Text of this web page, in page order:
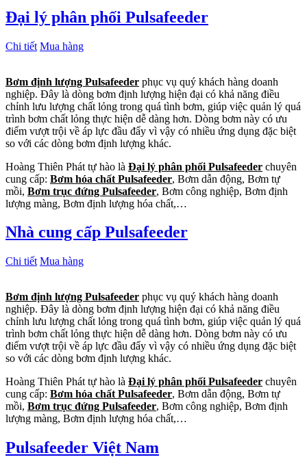
Đại lý phân phối Pulsafeeder
Chi tiết Mua hàng
Bơm định lượng Pulsafeeder phục vụ quý khách hàng doanh
nghiệp. Đây là dòng bơm định lượng hiện đại có khả năng điều
chỉnh lưu lượng chất lỏng trong quá tình bơm, giúp việc quản lý quá
trình bơm chất lỏng thực hiện dễ dàng hơn. Dòng bơm này có ưu
điểm vượt trội về áp lực đầu đẩy vì vậy có nhiều ứng dụng đặc biệt
so với các dòng bơm định lượng khác.
Hoàng Thiên Phát tự hào là Đại lý phân phối Pulsafeeder chuyên
cung cấp: Bơm hóa chất Pulsafeeder, Bơm dẫn động, Bơm tự
mồi, Bơm trục đứng Pulsafeeder, Bơm công nghiệp, Bơm định
lượng màng, Bơm định lượng hóa chất,…
Nhà cung cấp Pulsafeeder
Chi tiết Mua hàng
Bơm định lượng Pulsafeeder phục vụ quý khách hàng doanh
nghiệp. Đây là dòng bơm định lượng hiện đại có khả năng điều
chỉnh lưu lượng chất lỏng trong quá tình bơm, giúp việc quản lý quá
trình bơm chất lỏng thực hiện dễ dàng hơn. Dòng bơm này có ưu
điểm vượt trội về áp lực đầu đẩy vì vậy có nhiều ứng dụng đặc biệt
so với các dòng bơm định lượng khác.
Hoàng Thiên Phát tự hào là Đại lý phân phối Pulsafeeder chuyên
cung cấp: Bơm hóa chất Pulsafeeder, Bơm dẫn động, Bơm tự
mồi, Bơm trục đứng Pulsafeeder, Bơm công nghiệp, Bơm định
lượng màng, Bơm định lượng hóa chất,…
Pulsafeeder Việt Nam